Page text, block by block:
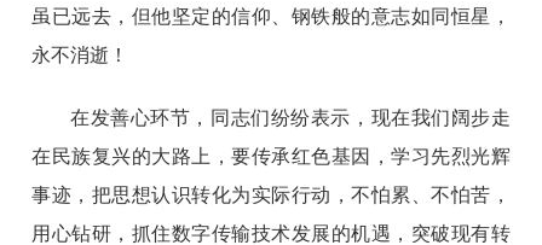
虽已远去，但他坚定的信仰、钢铁般的意志如同恒星，
永不消逝！
在发善心环节，同志们纷纷表示，现在我们阔步走
在民族复兴的大路上，要传承红色基因，学习先烈光辉
事迹，把思想认识转化为实际行动，不怕累、不怕苦，
用心钻研，抓住数字传输技术发展的机遇，突破现有转